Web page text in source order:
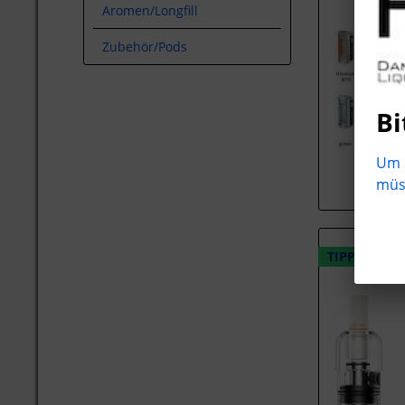
Aromen/Longfill
Zubehör/Pods
TIPP!
Um